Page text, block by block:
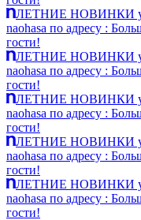
ЛЕТНИЕ НОВИНКИ
naohasa по адресу :
гости!
ЛЕТНИЕ НОВИНКИ
naohasa по адресу :
гости!
ЛЕТНИЕ НОВИНКИ
naohasa по адресу :
гости!
ЛЕТНИЕ НОВИНКИ
naohasa по адресу :
гости!
ЛЕТНИЕ НОВИНКИ
naohasa по адресу :
гости!